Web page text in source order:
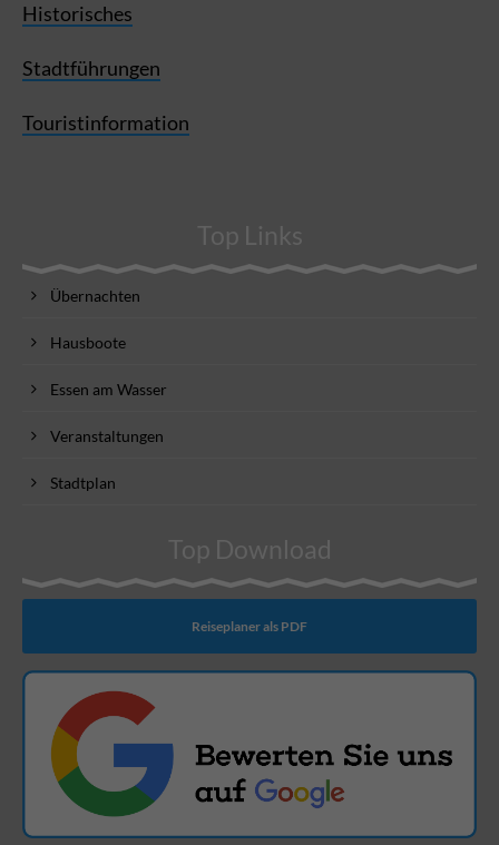
Historisches
Stadtführungen
Touristinformation
Top Links
Übernachten
Hausboote
Essen am Wasser
Veranstaltungen
Stadtplan
Top Download
Reiseplaner als PDF